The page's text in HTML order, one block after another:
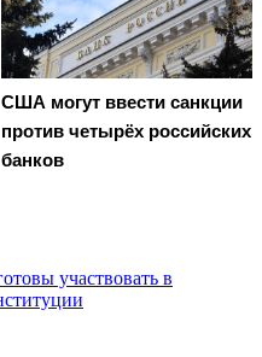
США могут ввести санкции
против четырёх российских
банков
участвовать в